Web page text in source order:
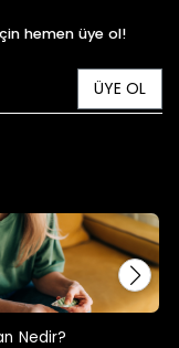
hemen üye ol!
ÜYE OL
Adet Görülür Mü?